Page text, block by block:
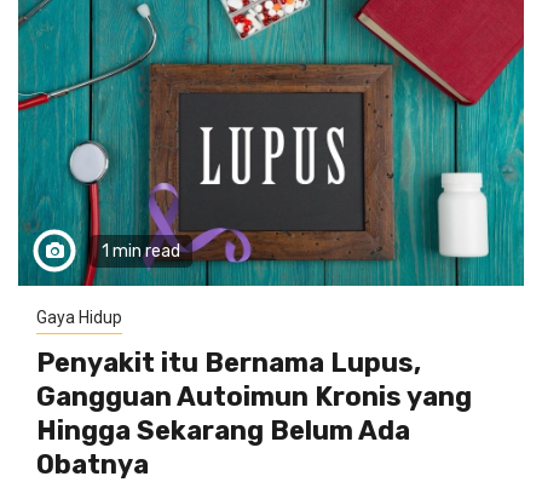
1 min read
Gaya Hidup
Penyakit itu Bernama Lupus,
Gangguan Autoimun Kronis yang
Hingga Sekarang Belum Ada
Obatnya